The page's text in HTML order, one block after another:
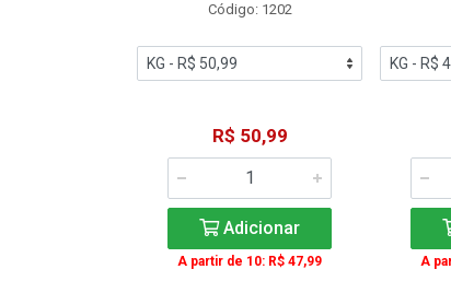
Código: 1202
R$ 50,99
Adicionar
A partir de 10: R$ 47,99 A